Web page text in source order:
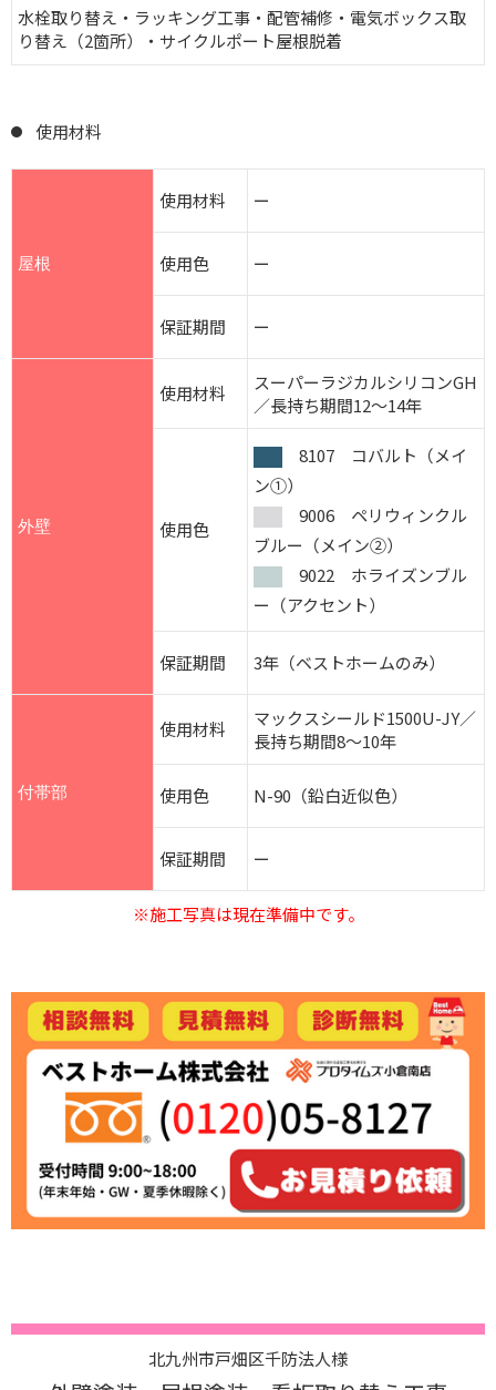
水栓取り替え・ラッキング工事・配管補修・電気ボックス取
り替え（2箇所）・サイクルポート屋根脱着
使用材料
屋根
使用材料 ー
使用色 ー
保証期間 ー
外壁
使用材料
スーパーラジカルシリコンGH
／長持ち期間12～14年
使用色
8107 コバルト（メイ
ン①）
9006 ペリウィンクル
ブルー（メイン②）
9022 ホライズンブル
ー（アクセント）
保証期間 3年（ベストホームのみ）
付帯部
使用材料
マックスシールド1500U-JY／
長持ち期間8～10年
使用色 N-90（鉛白近似色）
保証期間 ー
※施工写真は現在準備中です。
北九州市戸畑区千防法人様